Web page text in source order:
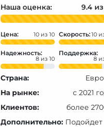
Наша оценка: 9.4
Цена: 10 Скорость:10
Надежность:
8
Поддержка:
8
Страна:
На рынке:
с 2021
Клиентов:
более
Дополнительно: Подойдет